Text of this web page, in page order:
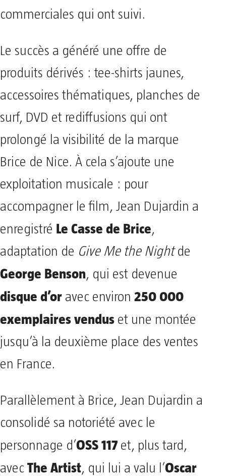
commerciales qui ont suivi.
Le succès a généré une offre de
produits dérivés : tee-shirts jaunes,
accessoires thématiques, planches de
surf, DVD et rediffusions qui ont
prolongé la visibilité de la marque
Brice de Nice. À cela s’ajoute une
exploitation musicale : pour
accompagner le film, Jean Dujardin a
enregistré Le Casse de Brice,
adaptation de Give Me the Nightde
George Benson, qui est devenue
disque d’or avec environ 250 000
exemplaires vendus et une montée
jusqu’à la deuxième place des ventes
en France.
Parallèlement à Brice, Jean Dujardin a
consolidé sa notoriété avec le
personnage d’OSS 117 et, plus tard,
avec The Artist, qui lui a valu l’Oscar